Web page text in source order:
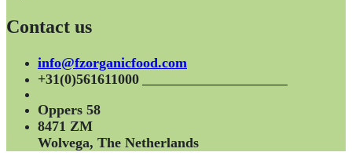
Contact us
info@fzorganicfood.com
+31(0)561611000
Oppers 58
8471 ZM
Wolvega, The Netherlands